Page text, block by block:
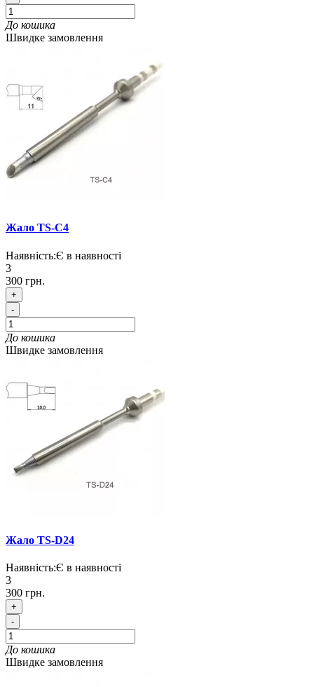
До кошика
Швидке замовлення
Жало TS-C4
Наявність:Є в наявності
3
300 грн.
+
-
До кошика
Швидке замовлення
Жало TS-D24
Наявність:Є в наявності
3
300 грн.
+
-
До кошика
Швидке замовлення